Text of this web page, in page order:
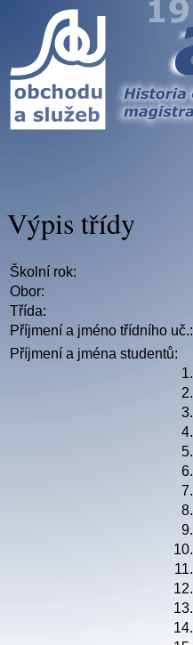
Výpis třídy
Školní rok:
Obor:
Třída:
Příjmení a jméno třídního uč.:
Příjmení a jména studentů:
1.
2.
3.
4.
5.
6.
7.
8.
9.
10.
11.
12.
13.
14.